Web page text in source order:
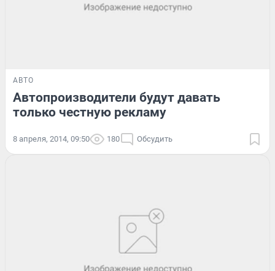
АВТО
Автопроизводители будут давать
только честную рекламу
8 апреля, 2014, 09:50 180 Обсудить